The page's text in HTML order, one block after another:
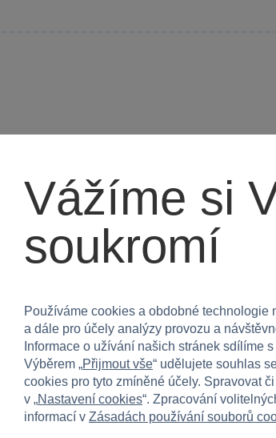
vláček se zvířátky
LEGO® DUPLO®! Tato stavebnice je
zvířátky a jejich připojováním k vláčku.
jako jsou kohout, koníček, jehňátko a
čímž rozvíjejí své dovednosti v
krk kohouta nebo připojovací vagonky
různé kostky, které umožňují dětem tvořit
plastu, což zaručuje dlouhou životnost a
Vážíme si
soukromí
Používáme cookies a obdobné technologie
a dále pro účely analýzy provozu a
Informace o užívání našich stránek sdílíme
Výběrem „Přijmout vše“ udělujete souhlas
cookies pro tyto zmíněné účely. Spravovat
v „Nastavení cookies“. Zpracování
informací v Zásadách používání souborů